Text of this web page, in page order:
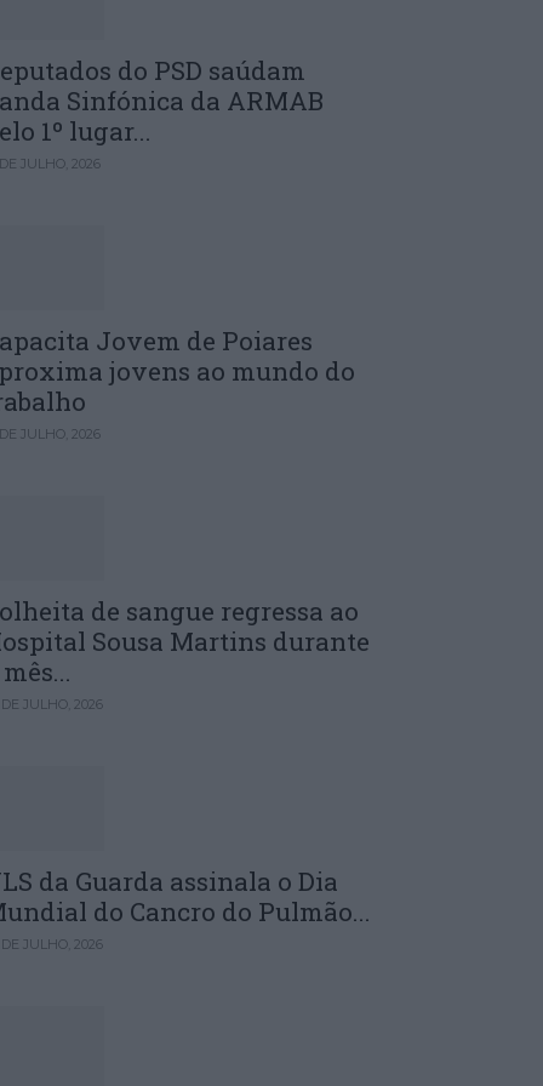
do PSD saúdam
Sinfónica da ARMAB
1º lugar...
JULHO, 2026
Jovem de Poiares
jovens ao mundo do
JULHO, 2026
de sangue regressa ao
Sousa Martins durante
JULHO, 2026
da Guarda assinala o Dia
do Cancro do Pulmão...
JULHO, 2026